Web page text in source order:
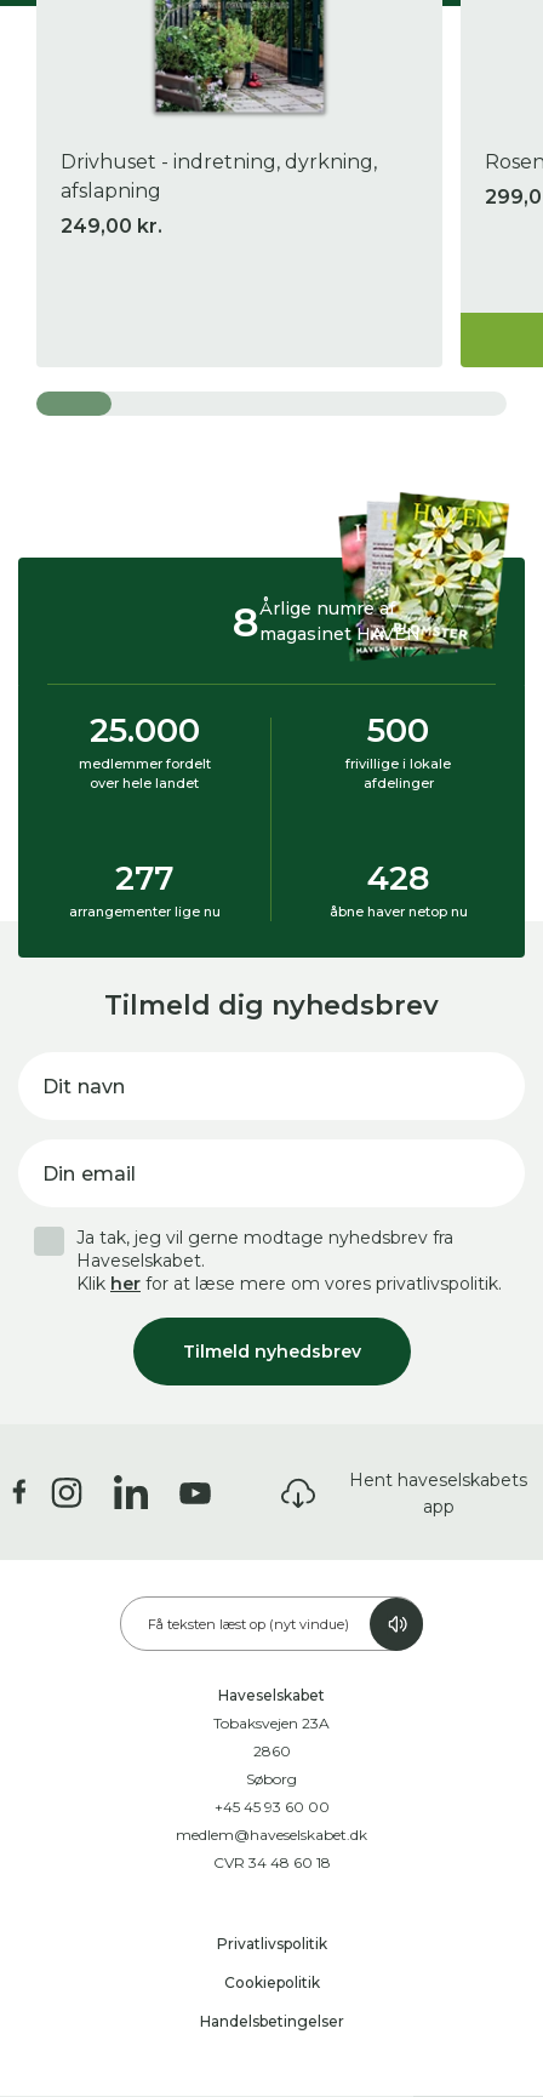
Drivhuset - indretning, dyrkning,
afslapning
249,00 kr.
Årlige numre af
magasinet HAVEN
8
25.000
medlemmer fordelt
over hele landet
500
frivillige i lokale
afdelinger
277
arrangementer lige nu
428
åbne haver netop nu
Tilmeld dig nyhedsbrev
Dit navn
Din email
Tilmeld nyhedsbrev
Ja tak, jeg vil gerne modtage nyhedsbrev fra
Haveselskabet.
Klik her for at læse mere om vores privatlivspolitik.
Hent haveselskabets
app
Få teksten læst op (nyt vindue)
Haveselskabet
Tobaksvejen 23A
2860
Søborg
+45 45 93 60 00
medlem@haveselskabet.dk
CVR 34 48 60 18
Privatlivspolitik
Cookiepolitik
Handelsbetingelser